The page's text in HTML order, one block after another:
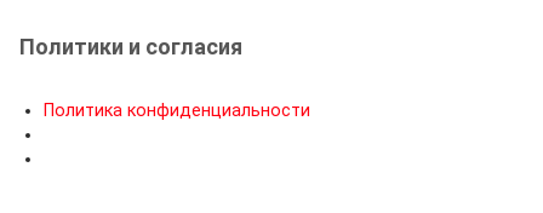
Политики и согласия
Политика конфиденциальности